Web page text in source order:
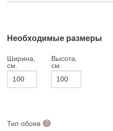
Необходимые размеры
Ширина,
см.
Высота,
см.
Тип обоев